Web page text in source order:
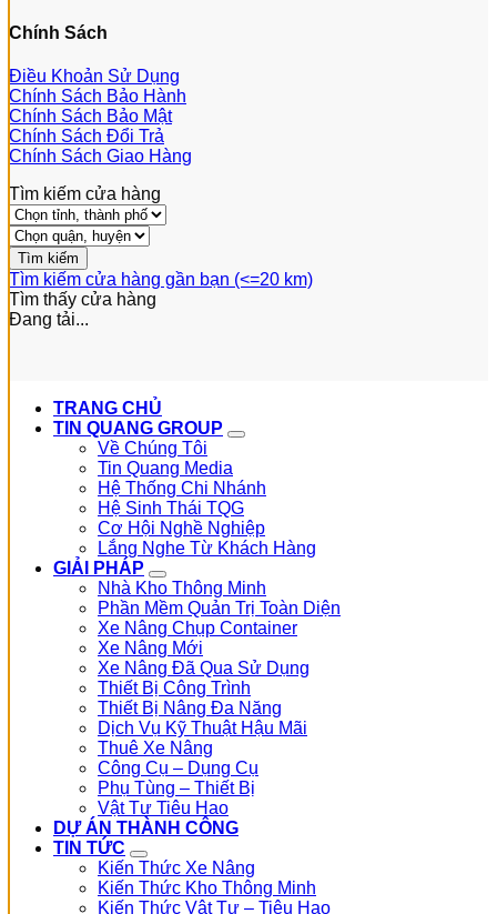
Chính Sách
Điều Khoản Sử Dụng
Chính Sách Bảo Hành
Chính Sách Bảo Mật
Chính Sách Đổi Trả
Chính Sách Giao Hàng
Tìm kiếm cửa hàng
Tìm kiếm cửa hàng gần bạn (<=20 km)
Tìm thấy cửa hàng
Đang tải...
TRANG CHỦ
TIN QUANG GROUP
Về Chúng Tôi
Tin Quang Media
Hệ Thống Chi Nhánh
Hệ Sinh Thái TQG
Cơ Hội Nghề Nghiệp
Lắng Nghe Từ Khách Hàng
GIẢI PHÁP
Nhà Kho Thông Minh
Phần Mềm Quản Trị Toàn Diện
Xe Nâng Chụp Container
Xe Nâng Mới
Xe Nâng Đã Qua Sử Dụng
Thiết Bị Công Trình
Thiết Bị Nâng Đa Năng
Dịch Vụ Kỹ Thuật Hậu Mãi
Thuê Xe Nâng
Công Cụ – Dụng Cụ
Phụ Tùng – Thiết Bị
Vật Tư Tiêu Hao
DỰ ÁN THÀNH CÔNG
TIN TỨC
Kiến Thức Xe Nâng
Kiến Thức Kho Thông Minh
Kiến Thức Vật Tư – Tiêu Hao